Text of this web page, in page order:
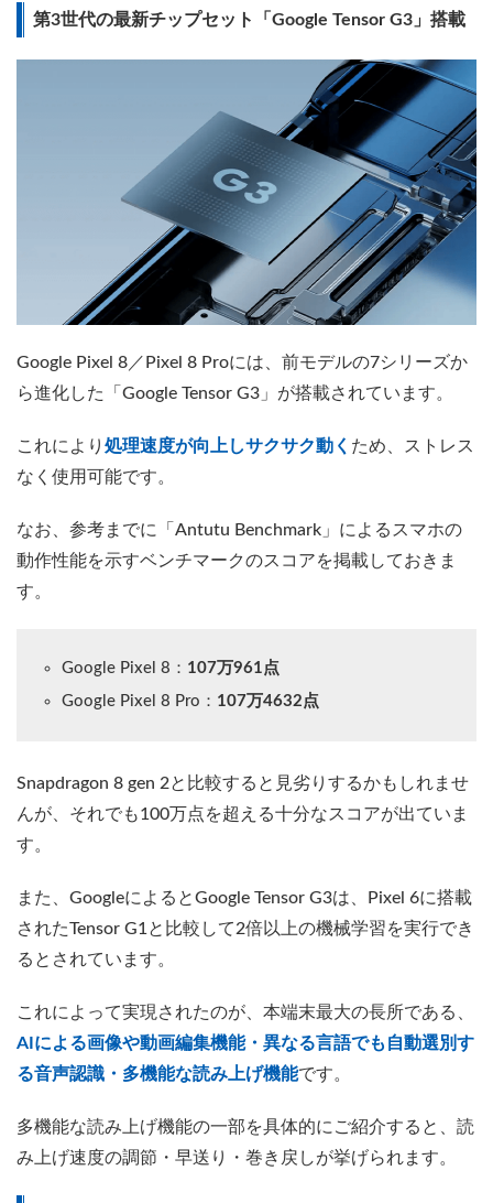
第3世代の最新チップセット「Google Tensor G3」搭載
Google Pixel 8／Pixel 8 Proには、前モデルの7シリーズか
ら進化した「Google Tensor G3」が搭載されています。
これにより 処理速度が向上しサクサク動く ため、ストレス
なく使用可能です。
なお、参考までに「Antutu Benchmark」によるスマホの
動作性能を示すベンチマークのスコアを掲載しておきま
す。
Google Pixel 8： 107万961点
Google Pixel 8 Pro： 107万4632点
Snapdragon 8 gen 2と比較すると見劣りするかもしれませ
んが、それでも100万点を超える十分なスコアが出ていま
す。
また、GoogleによるとGoogle Tensor G3は、Pixel 6に搭載
されたTensor G1と比較して2倍以上の機械学習を実行でき
るとされています。
これによって実現されたのが、本端末最大の長所である、
AIによる画像や動画編集機能・異なる言語でも自動選別す
る音声認識・多機能な読み上げ機能です。
多機能な読み上げ機能の一部を具体的にご紹介すると、読
み上げ速度の調節・早送り・巻き戻しが挙げられます。